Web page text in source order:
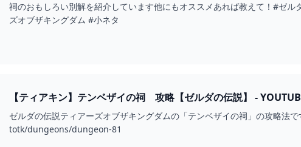
祠のおもしろい別解を紹介しています他にもオススメあれば教えて！#ゼルダの伝説ティアーズオブザ
ズオブザキングダム #小ネタ
【ティアキン】テンベザイの祠 攻略【ゼルダの伝説】 -
ゼルダの伝説ティアーズオブザキングダムの「テンベザイの祠」の攻略
totk/dungeons/dungeon-81